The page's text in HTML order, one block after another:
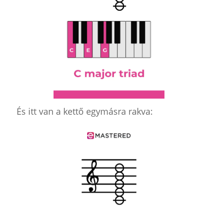
És itt van a kettő egymásra rakva: